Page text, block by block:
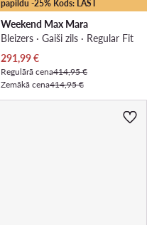
papildu -25% Kods: LAST
Weekend Max Mara
Bleizers · Gaiši zils · Regular Fit
Pašreizējā cena
291,99€
Regulārā cena414,95 €
Zemākā cena414,95 €